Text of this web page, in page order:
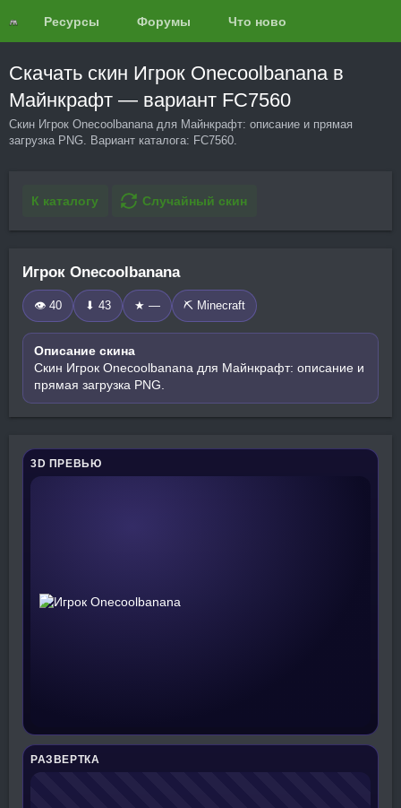
Ресурсы Форумы Что нового?
Скачать скин Игрок Onecoolbanana в
Майнкрафт — вариант FC7560
Скин Игрок Onecoolbanana для Майнкрафт: описание и прямая
загрузка PNG. Вариант каталога: FC7560.
К каталогу Случайный скин
Игрок Onecoolbanana
👁 40 ⬇ 43 ★ — ⛏️ Minecraft
Описание скина
Скин Игрок Onecoolbanana для Майнкрафт: описание и
прямая загрузка PNG.
3D ПРЕВЬЮ
РАЗВЕРТКА